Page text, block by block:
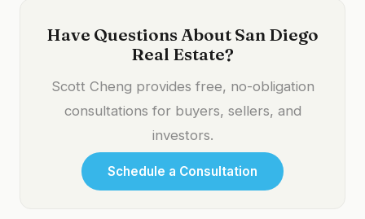
Have Questions About San Diego
Real Estate?
Scott Cheng provides free, no-obligation
consultations for buyers, sellers, and
investors.
Schedule a Consultation